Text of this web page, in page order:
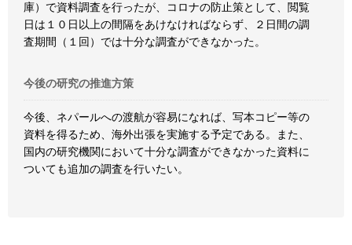
庫）で資料調査を行ったが、コロナの防止策として、閲覧
日は１０日以上の間隔をあけなければならず、２日間の調
査期間（１回）では十分な調査ができなかった。
今後の研究の推進方策
今後、ネパールへの渡航が容易になれば、写本コピー等の
資料を得るため、海外出張を実施する予定である。また、
国内の研究機関において十分な調査ができなかった資料に
ついても追加の調査を行いたい。